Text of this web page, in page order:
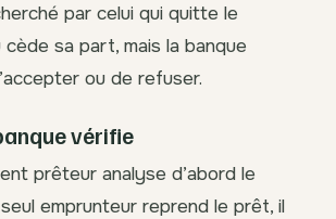
par celui qui quitte le
sa part, mais la banque
ou de refuser.
vérifie
prêteur analyse d’abord le
emprunteur reprend le prêt, il